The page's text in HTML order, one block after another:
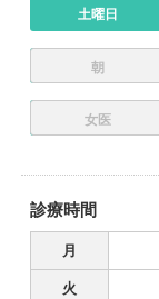
土曜日
朝
女医
診療時間
月
火